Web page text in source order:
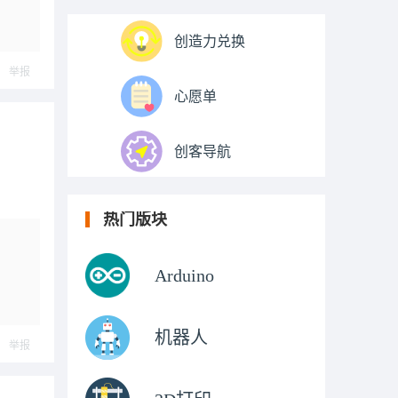
举报
举报
创造力兑换
心愿单
创客导航
热门版块
Arduino
机器人